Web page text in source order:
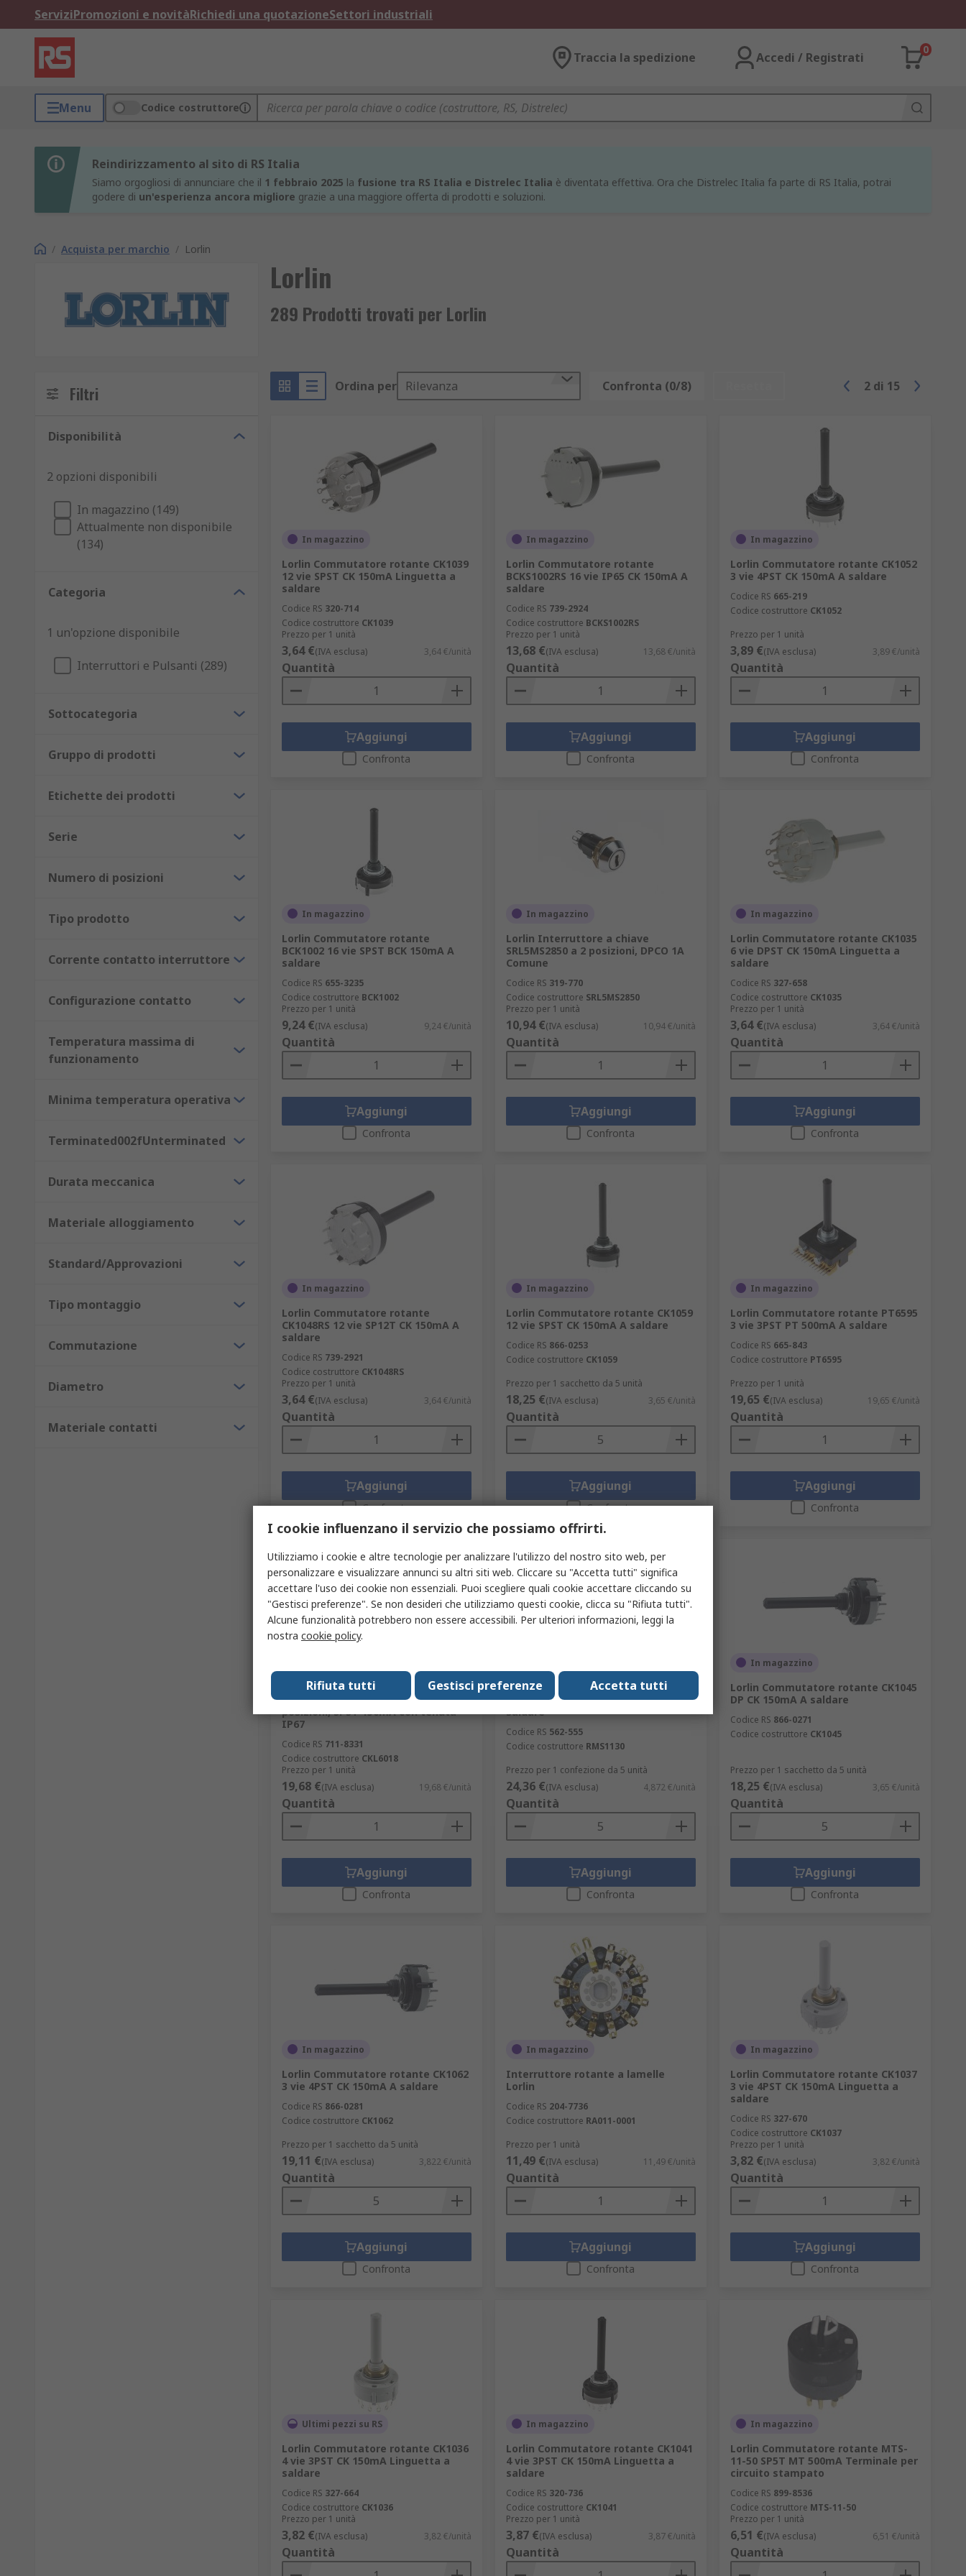
ServiziPromozioni e novitàRichiedi una quotazioneSettori industriali
Traccia la spedizione Accedi / Registrati
0
Menu Codice costruttore
Reindirizzamento al sito di RS Italia
Siamo orgogliosi di annunciare che il 1 febbraio 2025 la fusione tra RS Italia e Distrelec Italia è diventata effettiva. Ora che Distrelec Italia fa parte di RS Italia, potrai
godere di un'esperienza ancora migliore grazie a una maggiore offerta di prodotti e soluzioni.
/ Acquista per marchio / Lorlin
Lorlin
289 Prodotti trovati per Lorlin
Filtri
Disponibilità
2 opzioni disponibili
In magazzino (149)
Attualmente non disponibile
(134)
Categoria
1 un'opzione disponibile
Interruttori e Pulsanti (289)
Sottocategoria
Gruppo di prodotti
Etichette dei prodotti
Serie
Numero di posizioni
Tipo prodotto
Corrente contatto interruttore
Configurazione contatto
Temperatura massima di
funzionamento
Minima temperatura operativa
Terminated002fUnterminated
Durata meccanica
Materiale alloggiamento
Standard/Approvazioni
Tipo montaggio
Commutazione
Diametro
Materiale contatti
Ordina per Rilevanza Confronta (0/8) 2 di 15
In magazzino
Lorlin Commutatore rotante CK1039
12 vie SPST CK 150mA Linguetta a
saldare
Codice RS 320-714
Codice costruttore CK1039
Prezzo per 1 unità
3,64 €(IVA esclusa) 3,64 €/unità
Quantità
Aggiungi
Confronta
In magazzino
Lorlin Commutatore rotante
BCKS1002RS 16 vie IP65 CK 150mA A
saldare
Codice RS 739-2924
Codice costruttore BCKS1002RS
Prezzo per 1 unità
13,68 €(IVA esclusa) 13,68 €/unità
Quantità
Aggiungi
Confronta
In magazzino
Lorlin Commutatore rotante CK1052
3 vie 4PST CK 150mA A saldare
Codice RS 665-219
Codice costruttore CK1052
Prezzo per 1 unità
3,89 €(IVA esclusa) 3,89 €/unità
Quantità
Aggiungi
Confronta
In magazzino
Lorlin Commutatore rotante
BCK1002 16 vie SPST BCK 150mA A
saldare
Codice RS 655-3235
Codice costruttore BCK1002
Prezzo per 1 unità
9,24 €(IVA esclusa) 9,24 €/unità
Quantità
Aggiungi
Confronta
In magazzino
Lorlin Interruttore a chiave
SRL5MS2850 a 2 posizioni, DPCO 1A
Comune
Codice RS 319-770
Codice costruttore SRL5MS2850
Prezzo per 1 unità
10,94 €(IVA esclusa) 10,94 €/unità
Quantità
Aggiungi
Confronta
In magazzino
Lorlin Commutatore rotante CK1035
6 vie DPST CK 150mA Linguetta a
saldare
Codice RS 327-658
Codice costruttore CK1035
Prezzo per 1 unità
3,64 €(IVA esclusa) 3,64 €/unità
Quantità
Aggiungi
Confronta
In magazzino
Lorlin Commutatore rotante
CK1048RS 12 vie SP12T CK 150mA A
saldare
Codice RS 739-2921
Codice costruttore CK1048RS
Prezzo per 1 unità
3,64 €(IVA esclusa) 3,64 €/unità
Quantità
Aggiungi
Confronta
In magazzino
Lorlin Commutatore rotante CK1059
12 vie SPST CK 150mA A saldare
Codice RS 866-0253
Codice costruttore CK1059
Prezzo per 1 sacchetto da 5 unità
18,25 €(IVA esclusa) 3,65 €/unità
Quantità
Aggiungi
Confronta
In magazzino
Lorlin Commutatore rotante PT6595
3 vie 3PST PT 500mA A saldare
Codice RS 665-843
Codice costruttore PT6595
Prezzo per 1 unità
19,65 €(IVA esclusa) 19,65 €/unità
Quantità
Aggiungi
Confronta
Lorlin Interruttore a chiave ad
elevata sicurezza CKL6018 a 4
posizioni, SPST 150mA con tenuta
IP67
Codice RS 711-8331
Codice costruttore CKL6018
Prezzo per 1 unità
19,68 €(IVA esclusa) 19,68 €/unità
Quantità
Aggiungi
Confronta
Lorlin Commutatore rotante
RMS1130 2 vie DPST RMS 4A A
saldare
Codice RS 562-555
Codice costruttore RMS1130
Prezzo per 1 confezione da 5 unità
24,36 €(IVA esclusa) 4,872 €/unità
Quantità
Aggiungi
Confronta
In magazzino
Lorlin Commutatore rotante CK1045
DP CK 150mA A saldare
Codice RS 866-0271
Codice costruttore CK1045
Prezzo per 1 sacchetto da 5 unità
18,25 €(IVA esclusa) 3,65 €/unità
Quantità
Aggiungi
Confronta
In magazzino
Lorlin Commutatore rotante CK1062
3 vie 4PST CK 150mA A saldare
Codice RS 866-0281
Codice costruttore CK1062
Prezzo per 1 sacchetto da 5 unità
19,11 €(IVA esclusa) 3,822 €/unità
Quantità
Aggiungi
Confronta
In magazzino
Interruttore rotante a lamelle
Lorlin
Codice RS 204-7736
Codice costruttore RA011-0001
Prezzo per 1 unità
11,49 €(IVA esclusa) 11,49 €/unità
Quantità
Aggiungi
Confronta
In magazzino
Lorlin Commutatore rotante CK1037
3 vie 4PST CK 150mA Linguetta a
saldare
Codice RS 327-670
Codice costruttore CK1037
Prezzo per 1 unità
3,82 €(IVA esclusa) 3,82 €/unità
Quantità
Aggiungi
Confronta
Ultimi pezzi su RS
Lorlin Commutatore rotante CK1036
4 vie 3PST CK 150mA Linguetta a
saldare
Codice RS 327-664
Codice costruttore CK1036
Prezzo per 1 unità
3,82 €(IVA esclusa) 3,82 €/unità
Quantità
In magazzino
Lorlin Commutatore rotante CK1041
4 vie 3PST CK 150mA Linguetta a
saldare
Codice RS 320-736
Codice costruttore CK1041
Prezzo per 1 unità
3,87 €(IVA esclusa) 3,87 €/unità
Quantità
In magazzino
Lorlin Commutatore rotante MTS-
11-50 SP5T MT 500mA Terminale per
circuito stampato
Codice RS 899-8536
Codice costruttore MTS-11-50
Prezzo per 1 unità
6,51 €(IVA esclusa) 6,51 €/unità
Quantità
I cookie influenzano il servizio che possiamo offrirti.
Utilizziamo i cookie e altre tecnologie per analizzare l'utilizzo del nostro sito web, per
personalizzare e visualizzare annunci su altri siti web. Cliccare su "Accetta tutti" significa
accettare l'uso dei cookie non essenziali. Puoi scegliere quali cookie accettare cliccando su
"Gestisci preferenze". Se non desideri che utilizziamo questi cookie, clicca su "Rifiuta tutti".
Alcune funzionalità potrebbero non essere accessibili. Per ulteriori informazioni, leggi la
nostra cookie policy.
Accetta tutti
Gestisci preferenze
Rifiuta tutti